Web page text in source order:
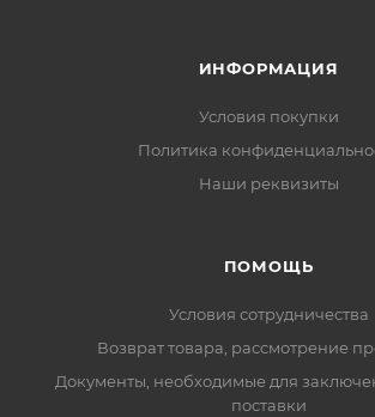
ИНФОРМАЦИЯ
Условия покупки
Политика
Наши реквизиты
ПОМОЩЬ
Условия сотрудничества
Возврат товара, рассмотрение
Документы, необходимые для
поставки